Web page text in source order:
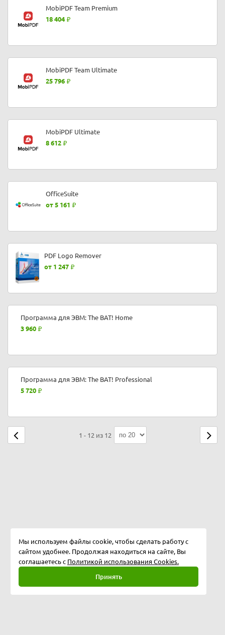
MobiPDF Team Premium
18 404
MobiPDF Team Ultimate
25 796
MobiPDF Ultimate
8 612
OfficeSuite
от 5 161
PDF Logo Remover
от 1 247
Программа для ЭВМ: The BAT! Home
3 960
Программа для ЭВМ: The BAT! Professional
5 720
1 - 12 из 12
Мы используем файлы cookie, чтобы сделать работу с
сайтом удобнее. Продолжая находиться на сайте, Вы
соглашаетесь с Политикой использования Cookies.
Принять